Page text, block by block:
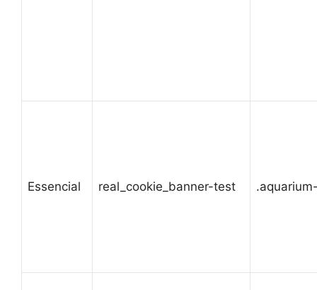
Essencial real_cookie_banner-test